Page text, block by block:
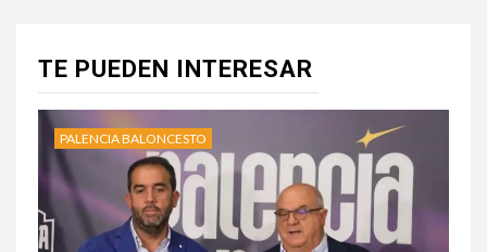
TE PUEDEN INTERESAR
PALENCIA BALONCESTO